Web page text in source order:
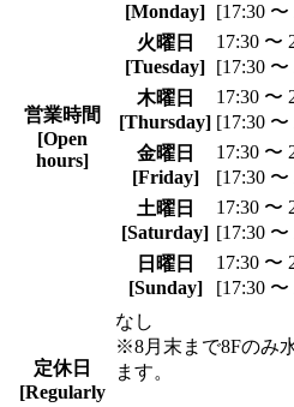
営業時間
[Open
hours]
[Monday] [17:30 〜
火曜日
[Tuesday]
17:30 〜
[17:30 〜
木曜日
[Thursday]
17:30 〜
[17:30 〜
金曜日
[Friday]
17:30 〜
[17:30 〜
土曜日
[Saturday]
17:30 〜
[17:30 〜
日曜日
[Sunday]
17:30 〜
[17:30 〜
定休日
[Regularly
なし
※8月末まで8Fのみ
ます。